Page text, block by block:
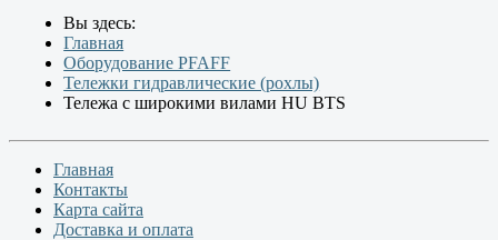
Вы здесь:
Главная
Оборудование PFAFF
Тележки гидравлические (рохлы)
Тележа с широкими вилами HU BTS
Главная
Контакты
Карта сайта
Доставка и оплата